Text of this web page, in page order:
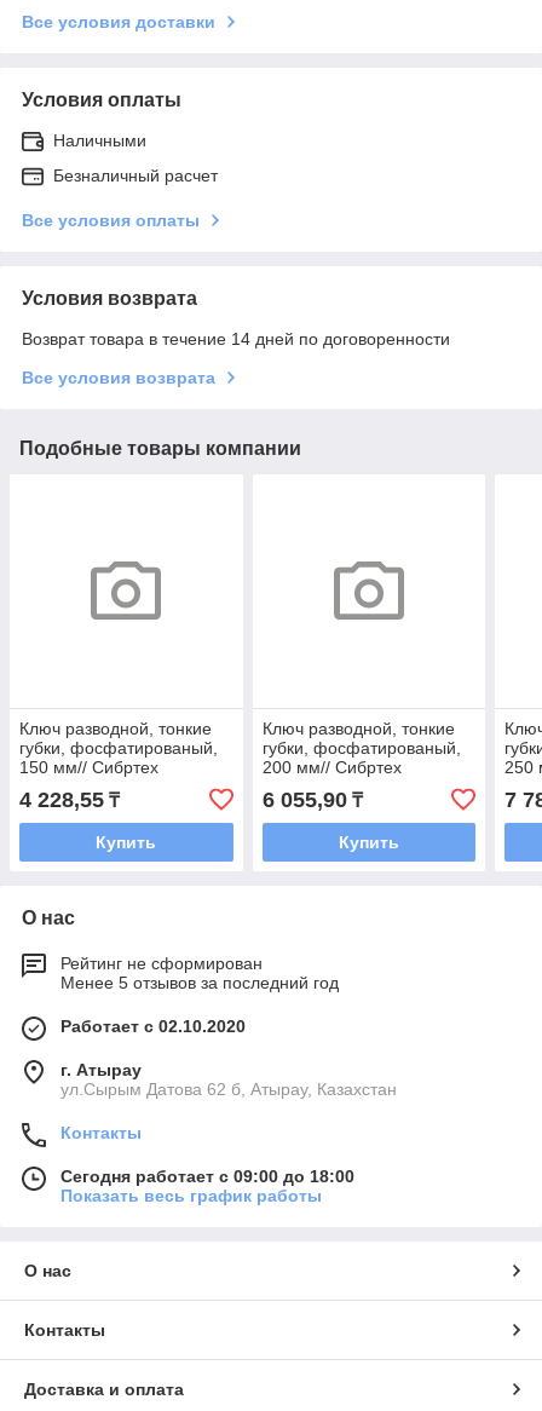
Все условия доставки
Условия оплаты
Наличными
Безналичный расчет
Все условия оплаты
Условия возврата
Возврат товара в течение 14 дней по договоренности
Все условия возврата
Подобные товары компании
Ключ разводной, тонкие
губки, фосфатированый,
150 мм// Сибртех
4 228,55 ₸
Купить
Ключ разводной, тонкие
губки, фосфатированый,
200 мм// Сибртех
6 055,90₸
Купить
250
7
О нас
Рейтинг не сформирован
Менее 5 отзывов за последний год
Работает с 02.10.2020
г. Атырау
ул.Сырым Датова 62 б, Атырау, Казахстан
Контакты
Сегодня работает с 09:00 до 18:00
Показать весь график работы
О нас
Контакты
Доставка и оплата